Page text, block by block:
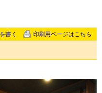
書く 印刷用ページはこちら